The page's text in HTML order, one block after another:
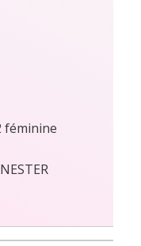
féminine